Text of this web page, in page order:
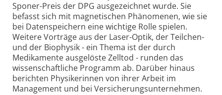
Sponer-Preis der DPG ausgezeichnet wurde. Sie
befasst sich mit magnetischen Phänomenen, wie sie
bei Datenspeichern eine wichtige Rolle spielen.
Weitere Vorträge aus der Laser-Optik, der Teilchen-
und der Biophysik - ein Thema ist der durch
Medikamente ausgelöste Zelltod - runden das
wissenschaftliche Programm ab. Darüber hinaus
berichten Physikerinnen von ihrer Arbeit im
Management und bei Versicherungsunternehmen.